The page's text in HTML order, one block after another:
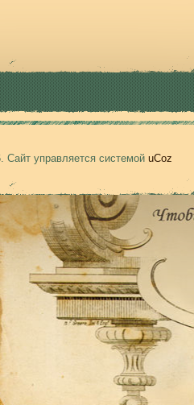
. Сайт управляется системой uCoz